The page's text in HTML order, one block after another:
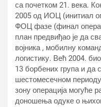
са почетком 21. века.
2005 од ИОЦ (инитиал
ФОЦ фазе (финал
план предвиђао је да
војника , мобилну
логистику. Већ 2004.
13 борбених група и да
шестомесечном периоду
зону операција могуће
доношења одуке о